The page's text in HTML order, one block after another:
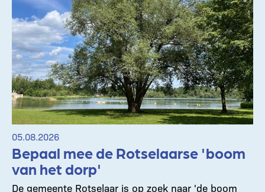
05.08.2026
Bepaal mee de Rotselaarse 'boom
van het dorp'
De gemeente Rotselaar is op zoek naar 'de boom